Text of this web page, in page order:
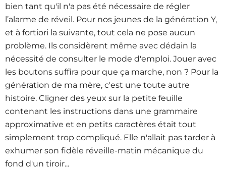
bien tant qu'il n'a pas été nécessaire de régler
l’alarme de réveil. Pour nos jeunes de la génération Y,
et à fortiori la suivante, tout cela ne pose aucun
problème. Ils considèrent même avec dédain la
nécessité de consulter le mode d'emploi. Jouer avec
les boutons suffira pour que ça marche, non ? Pour la
génération de ma mère, c'est une toute autre
histoire. Cligner des yeux sur la petite feuille
contenant les instructions dans une grammaire
approximative et en petits caractères était tout
simplement trop compliqué. Elle n'allait pas tarder à
exhumer son fidèle réveille-matin mécanique du
fond d'un tiroir...